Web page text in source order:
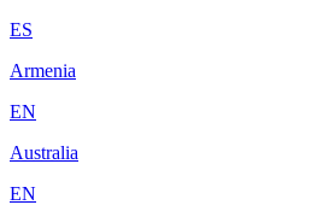
ES
Armenia
EN
Australia
EN